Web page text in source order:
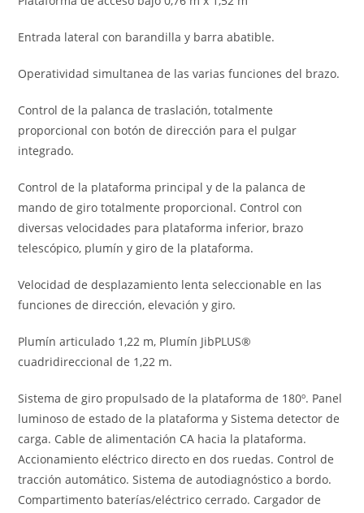
Entrada lateral con barandilla y barra abatible.
Operatividad simultanea de las varias funciones del brazo.
Control de la palanca de traslación, totalmente
proporcional con botón de dirección para el pulgar
integrado.
Control de la plataforma principal y de la palanca de
mando de giro totalmente proporcional. Control con
diversas velocidades para plataforma inferior, brazo
telescópico, plumín y giro de la plataforma.
Velocidad de desplazamiento lenta seleccionable en las
funciones de dirección, elevación y giro.
Plumín articulado 1,22 m, Plumín JibPLUS®
cuadridireccional de 1,22 m.
Sistema de giro propulsado de la plataforma de 180º. Panel
luminoso de estado de la plataforma y Sistema detector de
carga. Cable de alimentación CA hacia la plataforma.
Accionamiento eléctrico directo en dos ruedas. Control de
tracción automático. Sistema de autodiagnóstico a bordo.
Compartimento baterías/eléctrico cerrado. Cargador de